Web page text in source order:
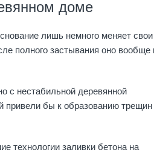
доме
лишь немного меняет свои
полного застывания оно вообще
с нестабильной деревянной
привели бы к образованию трещин
технологии заливки бетона на